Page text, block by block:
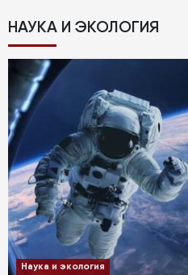
НАУКА И ЭКОЛОГИЯ
Наука и экология